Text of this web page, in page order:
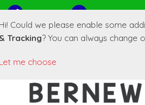
0519-221373 E-mailadres
Could we please enable some
Tracking? You can always change
me choose